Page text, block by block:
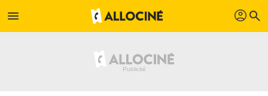
menu profil search